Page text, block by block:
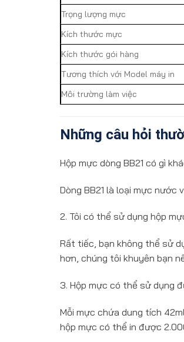
Trọng lượng mực
Kích thước mực
Kích thước gói hàng
Tương thích với Model máy in
Môi trường làm việc
Những câu hỏi
Hộp mực dòng BB21 có gì
Dòng BB21 là loại mực nước
2. Tôi có thể sử dụng hộp
Rất tiếc, bạn không thể sử
hơn, chúng tôi khuyên bạn
3. Hộp mực có thể sử dụng
Mỗi mực chứa dung tích
hộp mực có thể in được